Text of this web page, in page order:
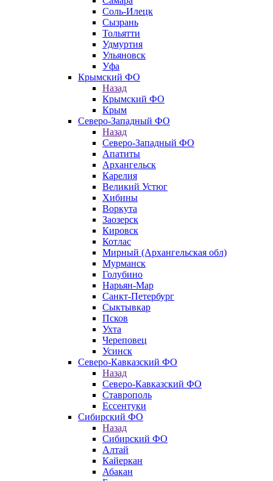
Соль-Илецк
Сызрань
Тольятти
Удмуртия
Ульяновск
Уфа
Крымский ФО
Назад
Крымский ФО
Крым
Северо-Западный ФО
Назад
Северо-Западный ФО
Апатиты
Архангельск
Карелия
Великий Устюг
Хибины
Воркута
Заозерск
Кировск
Котлас
Мирный (Архангельская обл)
Мурманск
Голубино
Нарьян-Мар
Санкт-Петербург
Сыктывкар
Псков
Ухта
Череповец
Усинск
Северо-Кавказский ФО
Назад
Северо-Кавказский ФО
Ставрополь
Ессентуки
Сибирский ФО
Назад
Сибирский ФО
Алтай
Кайеркан
Абакан